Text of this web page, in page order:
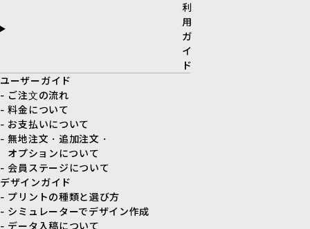
利
用
ガ
イ
ド
ユーザーガイド
- ご注文の流れ
- 料金について
- お支払いについて
- 無地注文・追加注文・
オプションについて
- 会員ステージについて
デザインガイド
- プリントの種類と選び方
- シミュレーターでデザイン作成
- データ入稿について